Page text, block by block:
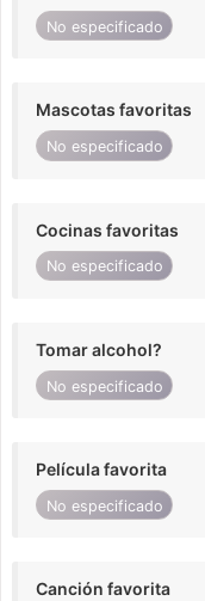
No especificado
Mascotas favoritas
No especificado
Cocinas favoritas
No especificado
Tomar alcohol?
No especificado
Película favorita
No especificado
Canción favorita